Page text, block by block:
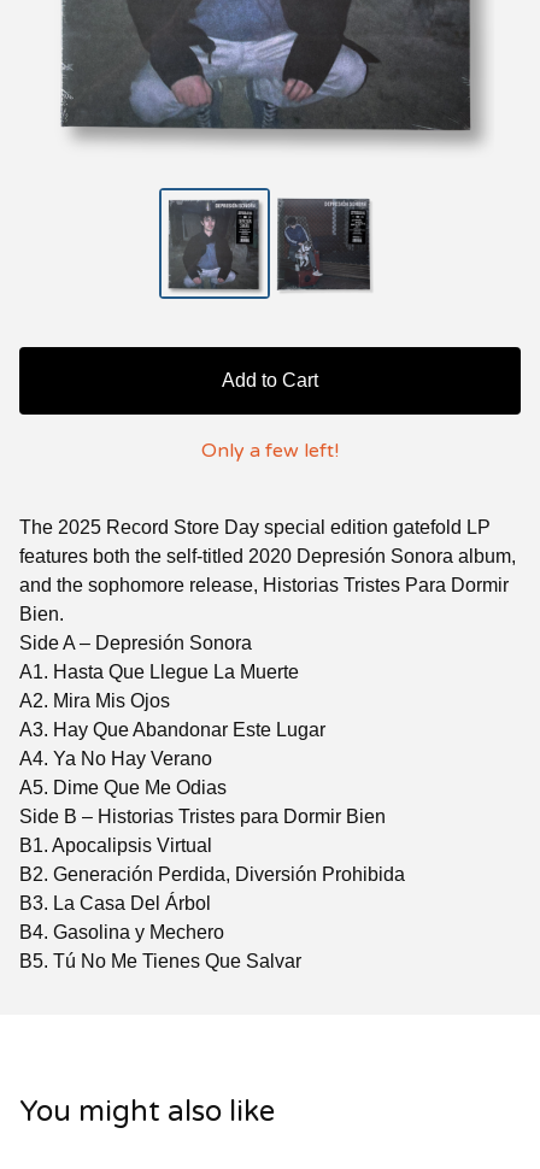
Add to Cart
Only a few left!
The 2025 Record Store Day special edition gatefold LP
features both the self-titled 2020 Depresión Sonora album,
and the sophomore release, Historias Tristes Para Dormir
Bien.
Side A – Depresión Sonora
A1. Hasta Que Llegue La Muerte
A2. Mira Mis Ojos
A3. Hay Que Abandonar Este Lugar
A4. Ya No Hay Verano
A5. Dime Que Me Odias
Side B – Historias Tristes para Dormir Bien
B1. Apocalipsis Virtual
B2. Generación Perdida, Diversión Prohibida
B3. La Casa Del Árbol
B4. Gasolina y Mechero
B5. Tú No Me Tienes Que Salvar
You might also like